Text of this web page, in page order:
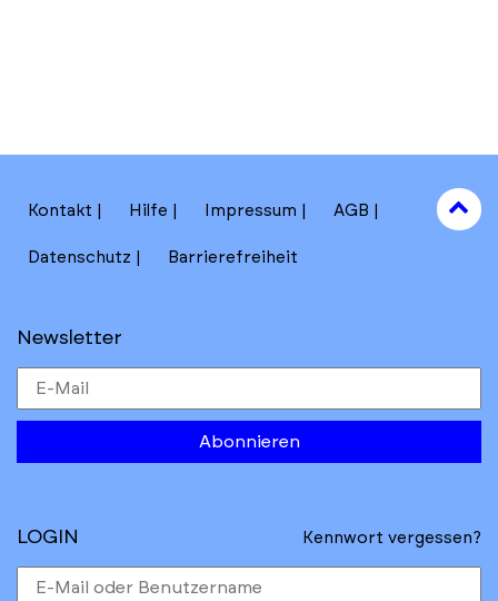
Kontakt Hilfe Impressum AGB
Datenschutz Barrierefreiheit
Newsletter
Abonnieren
to
top
LOGIN Kennwort vergessen?